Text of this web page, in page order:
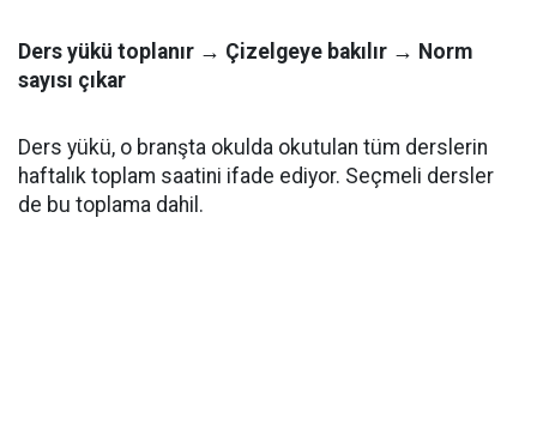
Ders yükü toplanır → Çizelgeye bakılır → Norm
sayısı çıkar
Ders yükü, o branşta okulda okutulan tüm derslerin
haftalık toplam saatini ifade ediyor. Seçmeli dersler
de bu toplama dahil.